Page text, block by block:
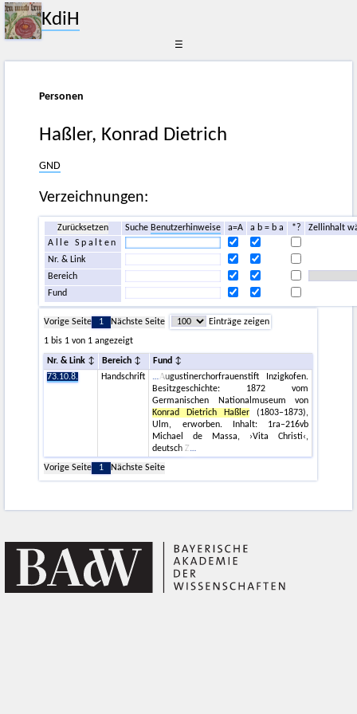
KdiH
☰
Personen
Haßler, Konrad Dietrich
GND
Verzeichnungen:
Zurücksetzen Suche Benutzerhinweise a=A a b = b a *?
Zellinhalt
Alle Spalten
Nr. & Link
Bereich
Fund
Vorige Seite 1 Nächste Seite
Einträge zeigen
1 bis 1 von 1 angezeigt
Nr. & Link Bereich
Fund
73.10.8.
Handschrift
Augustinerchorfrauenstift Inzigkofen.
Besitzgeschichte: 1872 vom
Germanischen Nationalmuseum von
Konrad Dietrich Haßler (1803–1873),
Ulm, erworben. Inhalt: 1ra–216vb
Michael de Massa, ›Vita Christi‹,
deutsch Z
Vorige Seite
1 Nächste Seite